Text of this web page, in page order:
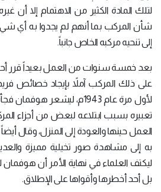
لتلك المادة الكثير من الاهتمام إلا أن
شأن المركب بما أنهم لم يجدوا به أي
إلى تنحيه مركبه الخاص جانباً.
بعد خمسة سنوات من العمل بعيداً قرر أحد
على ذلك المركب آملاً بإيجاد خصائص
لأول مرة عام 1943م، ليشعر
تعبيره بسبب ابتلاعه لبعض من أجزاء
العمل حينها والعودة إلى المنزل، وقال
به إلى مشاهدة صور تخيلية مميزة
ليكتف العلماء في نهاية الأمر أن هوفمان
بل أحد أخطرها وأقواها على الإطلاق.